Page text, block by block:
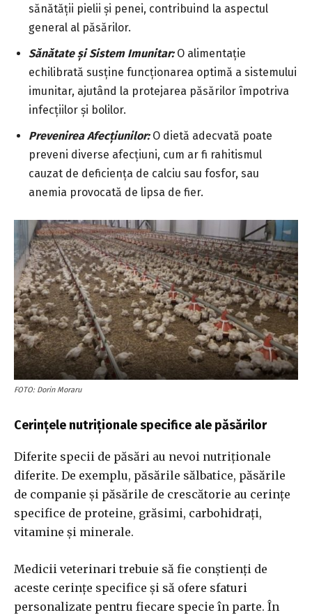
sănătății pielii și penei, contribuind la aspectul
general al păsărilor.
Sănătate și Sistem Imunitar:O alimentație
echilibrată susține funcționarea optimă a sistemului
imunitar, ajutând la protejarea păsărilor împotriva
infecțiilor și bolilor.
Prevenirea Afecțiunilor: O dietă adecvată poate
preveni diverse afecțiuni, cum ar fi rahitismul
cauzat de deficiența de calciu sau fosfor, sau
anemia provocată de lipsa de fier.
FOTO: Dorin Moraru
Cerințele nutriționale specifice ale păsărilor
Diferite specii de păsări au nevoi nutriționale
diferite. De exemplu, păsările sălbatice, păsările
de companie și păsările de crescătorie au cerințe
specifice de proteine, grăsimi, carbohidrați,
vitamine și minerale.
Medicii veterinari trebuie să fie conștienți de
aceste cerințe specifice și să ofere sfaturi
personalizate pentru fiecare specie în parte. În